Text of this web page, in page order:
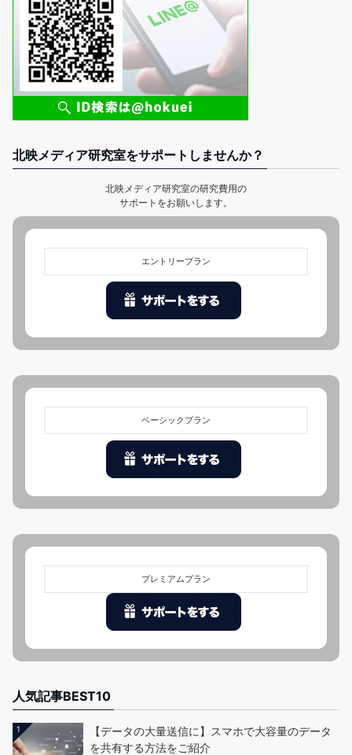
北映メディア研究室をサポートしませんか？
北映メディア研究室の研究費用の
サポートをお願いします。
エントリープラン
ベーシックプラン
プレミアムプラン
人気記事BEST10
1
【データの大量送信に】スマホで大容量のデータ
を共有する方法をご紹介